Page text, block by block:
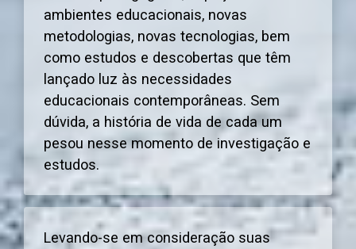
ambientes educacionais, novas
metodologias, novas tecnologias, bem
como estudos e descobertas que têm
lançado luz às necessidades
educacionais contemporâneas. Sem
dúvida, a história de vida de cada um
pesou nesse momento de investigação e
estudos.
Levando-se em consideração suas